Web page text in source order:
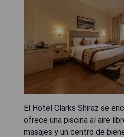
El Hotel Clarks Shiraz se
ofrece una piscina al aire
masajes y un centro de